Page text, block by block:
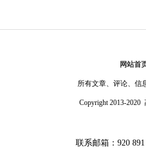
网站首
所有文章、评论、信
Copyright 2013-
联系邮箱：920